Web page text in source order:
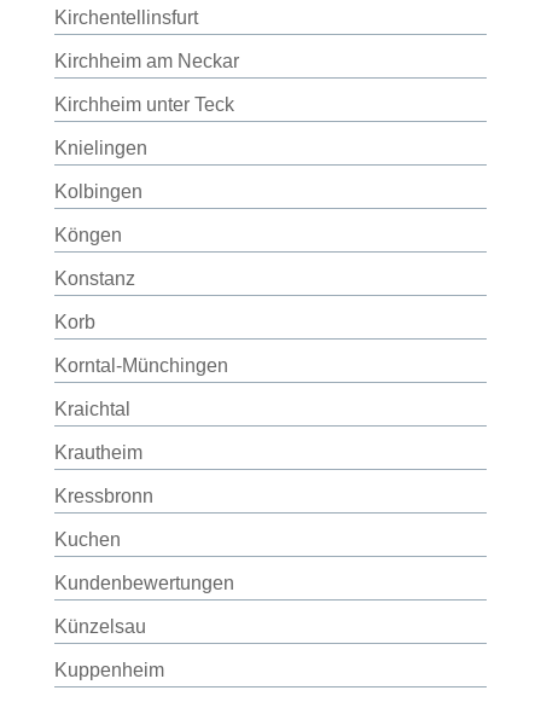
Kirchentellinsfurt
Kirchheim am Neckar
Kirchheim unter Teck
Knielingen
Kolbingen
Köngen
Konstanz
Korb
Korntal-Münchingen
Kraichtal
Krautheim
Kressbronn
Kuchen
Kundenbewertungen
Künzelsau
Kuppenheim